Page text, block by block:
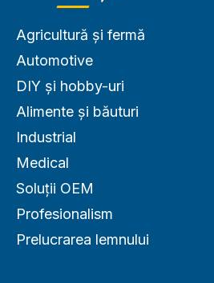
Agricultură și fermă
Automotive
DIY și hobby-uri
Alimente și băuturi
Industrial
Medical
Soluții OEM
Profesionalism
Prelucrarea lemnului